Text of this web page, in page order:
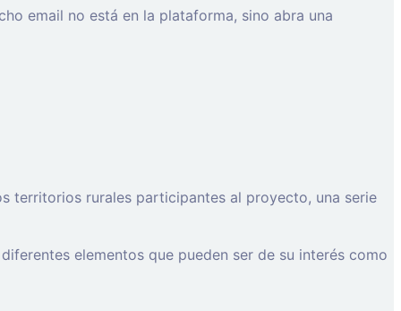
email no está en la plataforma, sino abra una
territorios rurales participantes al proyecto, una serie
elementos que pueden ser de su interés como